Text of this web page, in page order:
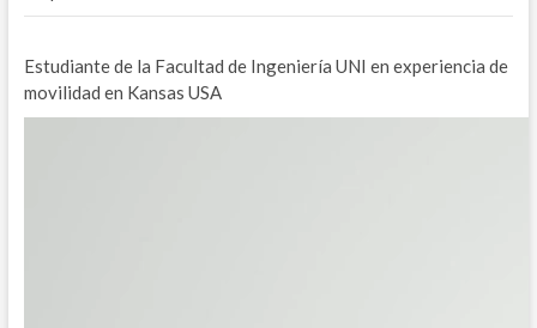
Estudiante de la Facultad de Ingeniería UNI en experiencia de
movilidad en Kansas USA